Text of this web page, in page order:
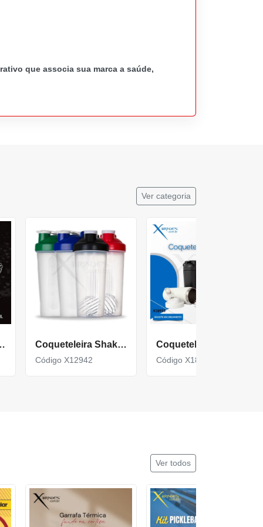
que associa sua marca a saúde,
Ver categoria
de BPA X18785 Coqueteleira Shake 600Ml
Código X12942 Código X18915
Ver todos